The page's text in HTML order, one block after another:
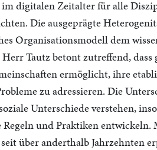
digitalen Zeitalter für alle
Die ausgeprägte
Organisationsmodell dem
Tautz betont zutreffend,
ermöglicht, ihre
zu adressieren. Die
Unterschiede verstehen,
Regeln und Praktiken
über anderthalb Jahrzehnten